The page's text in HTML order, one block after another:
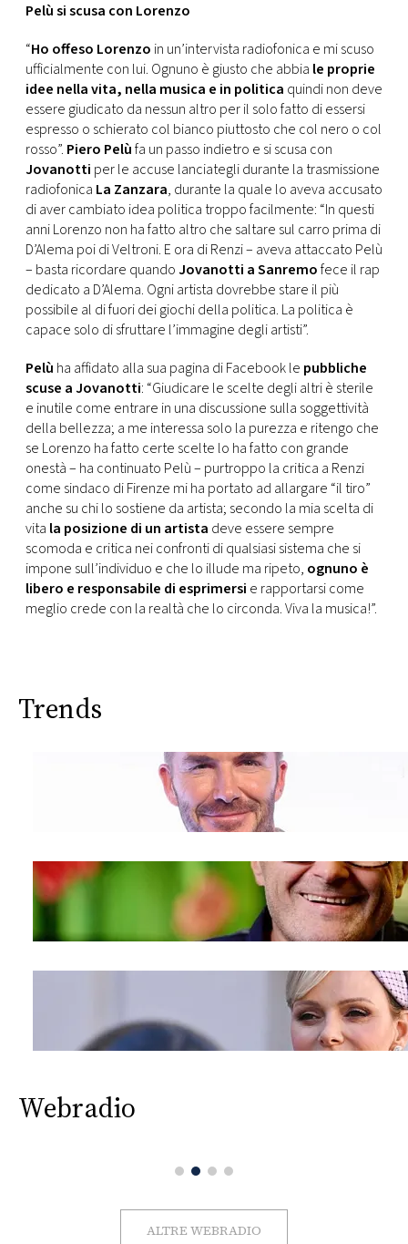
TV
PRINCIPATO
DI
MONACO
RMC
CONSIGLIA
Pelù si scusa con Lorenzo
“Ho offeso Lorenzo in un’intervista radiofonica e mi scuso
ufficialmente con lui. Ognuno è giusto che abbia le proprie
idee nella vita, nella musica e in politica quindi non deve
essere giudicato da nessun altro per il solo fatto di essersi
espresso o schierato col bianco piuttosto che col nero o col
rosso”. Piero Pelùfa un passo indietro e si scusa con
Jovanotti per le accuse lanciategli durante la trasmissione
radiofonica La Zanzara, durante la quale lo aveva accusato
di aver cambiato idea politica troppo facilmente: “In questi
anni Lorenzo non ha fatto altro che saltare sul carro prima di
D’Alema poi di Veltroni. E ora di Renzi – aveva attaccato Pelù
– basta ricordare quandoJovanotti a Sanremofece il rap
dedicato a D’Alema. Ogni artista dovrebbe stare il più
possibile al di fuori dei giochi della politica. La politica è
capace solo di sfruttare l’immagine degli artisti”.
Pelù ha affidato alla sua pagina di Facebook le pubbliche
scuse a Jovanotti: “Giudicare le scelte degli altri è sterile
e inutile come entrare in una discussione sulla soggettività
della bellezza; a me interessa solo la purezza e ritengo che
se Lorenzo ha fatto certe scelte lo ha fatto con grande
onestà – ha continuato Pelù – purtroppo la critica a Renzi
come sindaco di Firenze mi ha portato ad allargare “il tiro”
anche su chi lo sostiene da artista; secondo la mia scelta di
vita la posizione di un artista deve essere sempre
scomoda e critica nei confronti di qualsiasi sistema che si
impone sull’individuo e che lo illude ma ripeto, ognuno è
libero e responsabile di esprimersi e rapportarsi come
meglio crede con la realtà che lo circonda. Viva la musica!”.
Trends
Webradio
ALTRE WEBRADIO